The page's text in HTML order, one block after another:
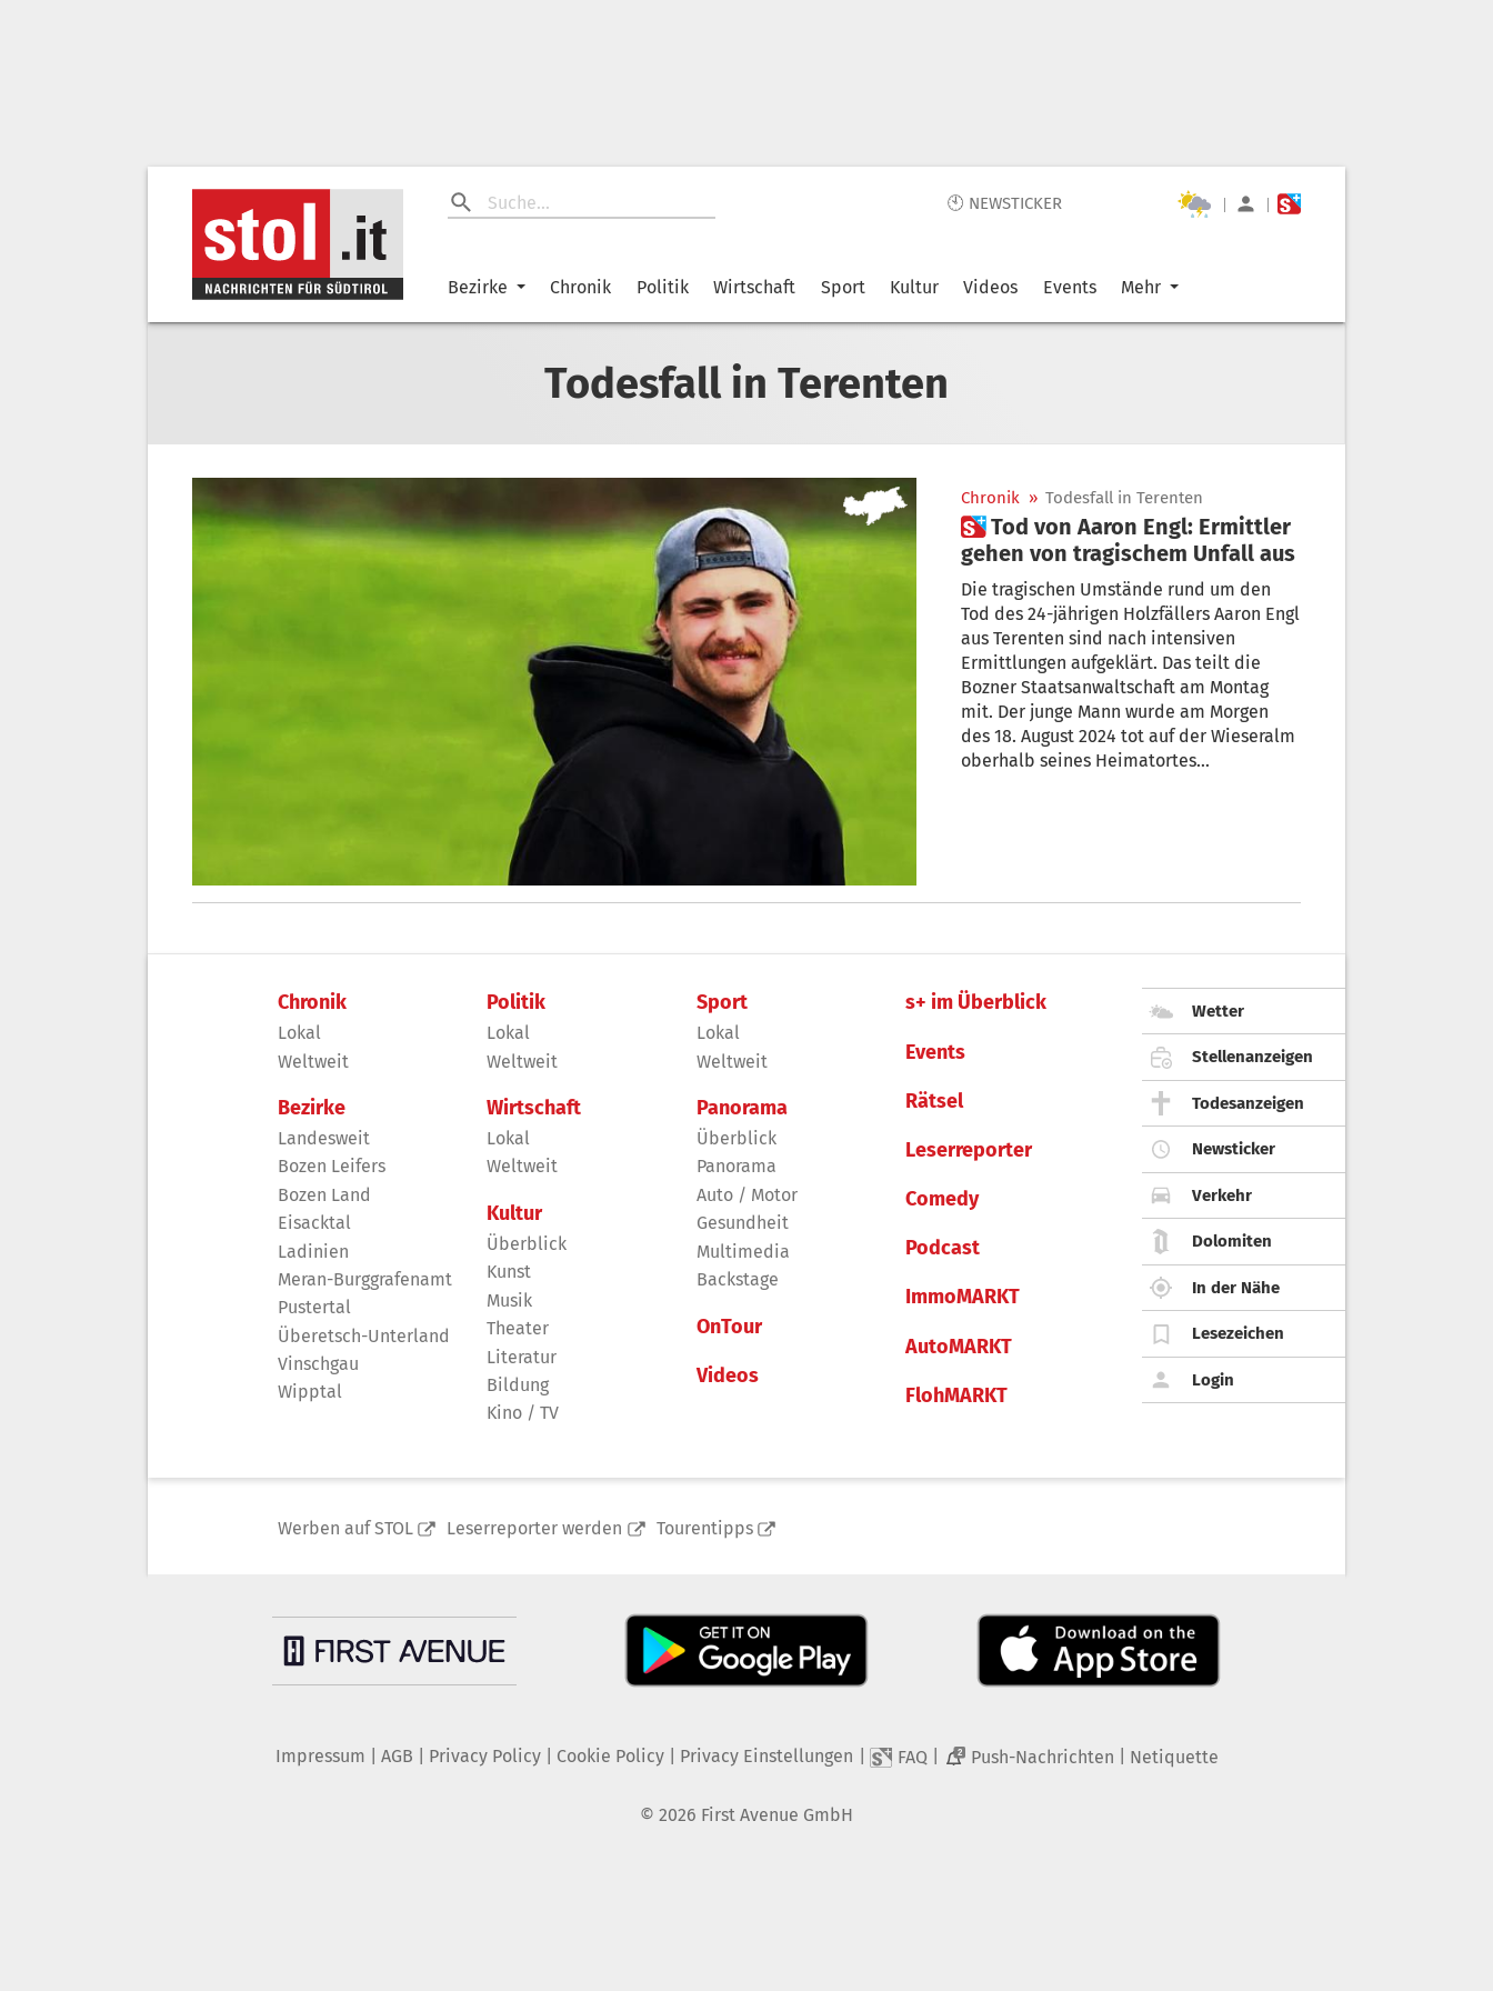
🕙 NEWSTICKER | |
Bezirke Chronik Politik Wirtschaft Sport Kultur Videos Events Mehr
Todesfall in Terenten
Chronik » Todesfall in Terenten
 Tod von Aaron Engl: Ermittler
gehen von tragischem Unfall aus
Die tragischen Umstände rund um den
Tod des 24-jährigen Holzfällers Aaron Engl
aus Terenten sind nach intensiven
Ermittlungen aufgeklärt. Das teilt die
Bozner Staatsanwaltschaft am Montag
mit. Der junge Mann wurde am Morgen
des 18. August 2024 tot auf der Wieseralm
oberhalb seines Heimatortes
Chronik
Lokal
Weltweit
Bezirke
Landesweit
Bozen Leifers
Bozen Land
Eisacktal
Ladinien
Meran-Burggrafenamt
Pustertal
Überetsch-Unterland
Vinschgau
Wipptal
Politik
Lokal
Weltweit
Wirtschaft
Lokal
Weltweit
Kultur
Überblick
Kunst
Musik
Theater
Literatur
Bildung
Kino / TV
Sport
Lokal
Weltweit
Panorama
Überblick
Panorama
Auto / Motor
Gesundheit
Multimedia
Backstage
OnTour
Videos
s+ im Überblick
Events
Rätsel
Leserreporter
Comedy
Podcast
ImmoMARKT
AutoMARKT
FlohMARKT
Wetter
Stellenanzeigen
Todesanzeigen
Newsticker
Verkehr
Dolomiten
In der Nähe
Lesezeichen
Login
Werben auf STOL Leserreporter werden Tourentipps
Impressum AGB Privacy Policy| Cookie Policy| Privacy Einstellungen FAQ 2 Push-Nachrichten Netiquette
© 2026 First Avenue GmbH